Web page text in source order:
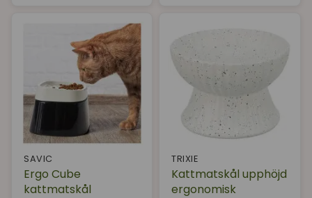
SAVIC
Ergo Cube
kattmatskål
TRIXIE
Kattmatskål upphöjd
ergonomisk